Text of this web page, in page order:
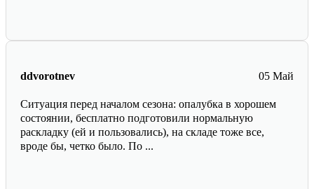
05 Май
ddvorotnev
Ситуация перед началом сезона: опалубка в хорошем
состоянии, бесплатно подготовили нормальную
раскладку (ей и пользовались), на складе тоже все,
вроде бы, четко было. По ...